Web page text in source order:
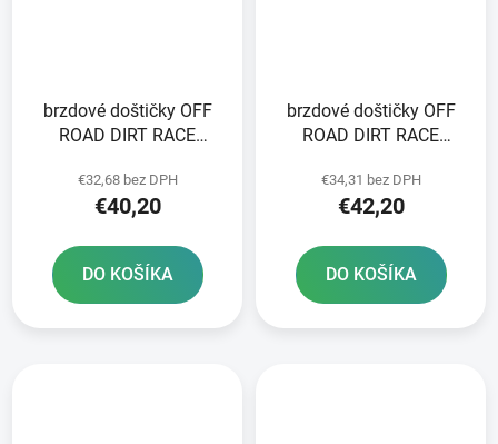
brzdové doštičky OFF
ROAD DIRT RACE
ks v balení
€32,68 bez DPH
€40,20
DO KOŠÍKA
brzdové doštičky OFF
ROAD DIRT RACE
ks v balení
€34,31 bez DPH
€42,20
DO KOŠÍKA